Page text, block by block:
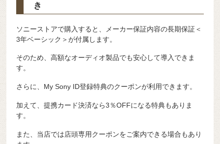
き
ソニーストアで購入すると、メーカー保証内容の長期保証＜
3年ベーシック＞が付属します。
そのため、高額なオーディオ製品でも安心して導入できま
す。
さらに、My Sony ID登録特典のクーポンが利用できます。
加えて、提携カード決済なら3％OFFになる特典もありま
す。
また、当店では店頭専用クーポンをご案内できる場合もあり